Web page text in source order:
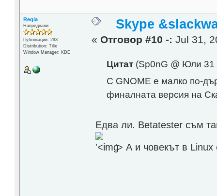
Regia
Напреднали
Публикации: 293
Distribution: Tilix
Window Manager: KDE
Skype
« Отговор #10 -: Jul 31,
Цитат(Sp0nG @ Юли 31
С GNOME е малко по-
финалната версия на
Eдва ли. Betatester съм
'> А и човекът в